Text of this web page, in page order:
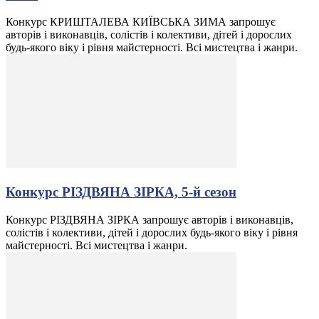
Конкурс КРИШТАЛЕВА КИЇВСЬКА ЗИМА запрошує
авторів і виконавців, солістів і колективи, дітей і дорослих
будь-якого віку і рівня майстерності. Всі мистецтва і жанри.
Конкурс РІЗДВЯНА ЗІРКА, 5-й сезон
Конкурс РІЗДВЯНА ЗІРКА запрошує авторів і виконавців,
солістів і колективи, дітей і дорослих будь-якого віку і рівня
майстерності. Всі мистецтва і жанри.